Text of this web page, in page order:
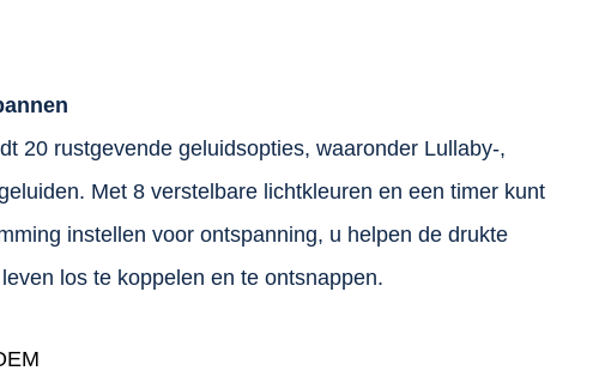
20 rustgevende geluidsopties, waaronder Lullaby-,
Met 8 verstelbare lichtkleuren en een timer kunt
instellen voor ontspanning, u helpen de drukte
los te koppelen en te ontsnappen.